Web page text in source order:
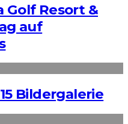
Golf Resort &
auf
Bildergalerie